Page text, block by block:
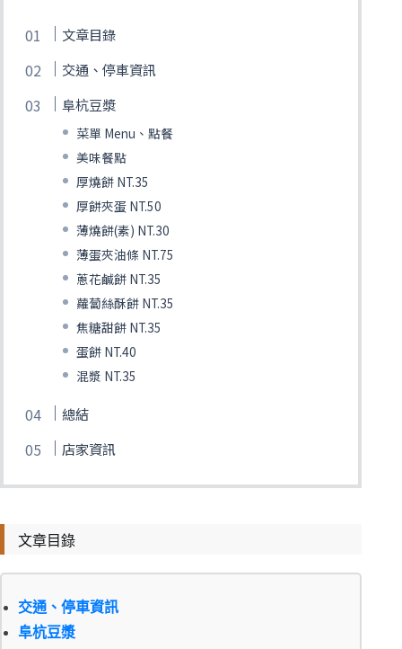
文章目錄
交通、停車資訊
阜杭豆漿
菜單 Menu、點餐
美味餐點
厚燒餅 NT.35
厚餅夾蛋 NT.50
薄燒餅(素) NT.30
薄蛋夾油條 NT.75
蔥花鹹餅 NT.35
蘿蔔絲酥餅 NT.35
焦糖甜餅 NT.35
蛋餅 NT.40
混漿 NT.35
總結
店家資訊
文章目錄
交通、停車資訊
阜杭豆漿